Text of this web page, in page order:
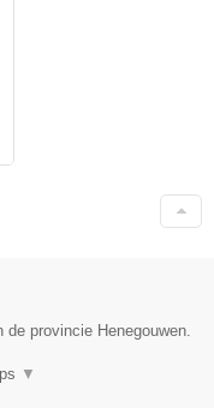
provincie Henegouwen.
▼